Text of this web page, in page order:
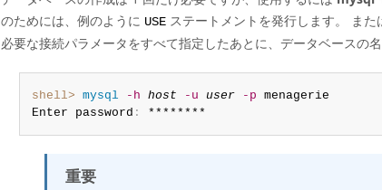
のためには、例のように USE ステートメントを発行します。 また
必要な接続パラメータをすべて指定したあとに、データベースの
shell> mysql -h host -u user -p menagerie
Enter password : ********
重要